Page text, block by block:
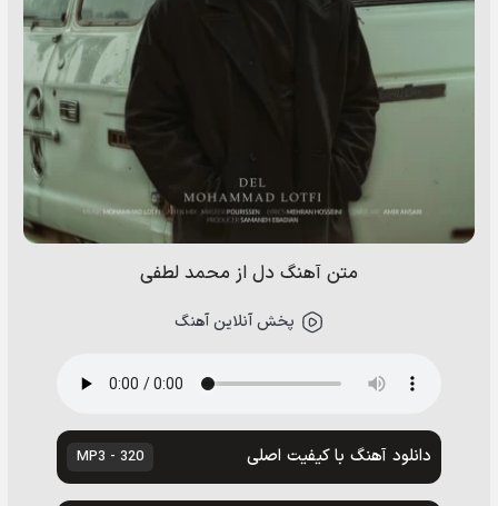
متن آهنگ دل از محمد لطفی
پخش آنلاین آهنگ
دانلود آهنگ با کیفیت اصلی 320 - MP3